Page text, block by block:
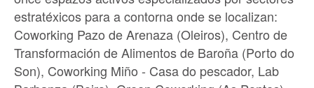
estratéxicos para a contorna onde se localizan:
Coworking Pazo de Arenaza (Oleiros), Centro de
Transformación de Alimentos de Baroña (Porto do
Son), Coworking Miño - Casa do pescador, Lab